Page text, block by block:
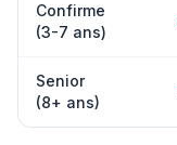
Confirme
(3-7 ans)
Senior
(8+ ans)